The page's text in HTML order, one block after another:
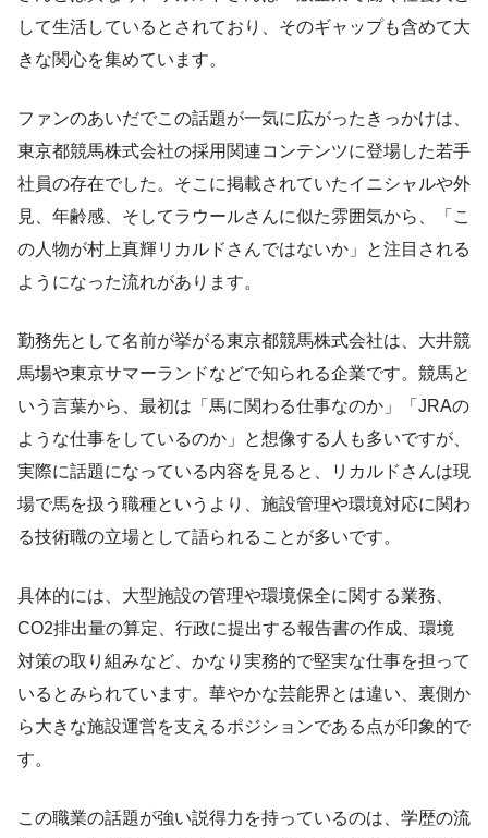
して生活しているとされており、そのギャップも含めて大
きな関心を集めています。
ファンのあいだでこの話題が一気に広がったきっかけは、
東京都競馬株式会社の採用関連コンテンツに登場した若手
社員の存在でした。そこに掲載されていたイニシャルや外
見、年齢感、そしてラウールさんに似た雰囲気から、「こ
の人物が村上真輝リカルドさんではないか」と注目される
ようになった流れがあります。
勤務先として名前が挙がる東京都競馬株式会社は、大井競
馬場や東京サマーランドなどで知られる企業です。競馬と
いう言葉から、最初は「馬に関わる仕事なのか」「JRAの
ような仕事をしているのか」と想像する人も多いですが、
実際に話題になっている内容を見ると、リカルドさんは現
場で馬を扱う職種というより、施設管理や環境対応に関わ
る技術職の立場として語られることが多いです。
具体的には、大型施設の管理や環境保全に関する業務、
CO2排出量の算定、行政に提出する報告書の作成、環境
対策の取り組みなど、かなり実務的で堅実な仕事を担って
いるとみられています。華やかな芸能界とは違い、裏側か
ら大きな施設運営を支えるポジションである点が印象的で
す。
この職業の話題が強い説得力を持っているのは、学歴の流